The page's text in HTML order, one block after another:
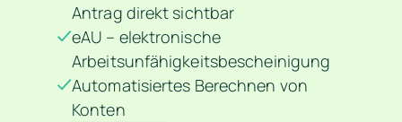
Antrag direkt sichtbar
eAU – elektronische
Arbeitsunfähigkeitsbescheinigung
Automatisiertes Berechnen von
Konten